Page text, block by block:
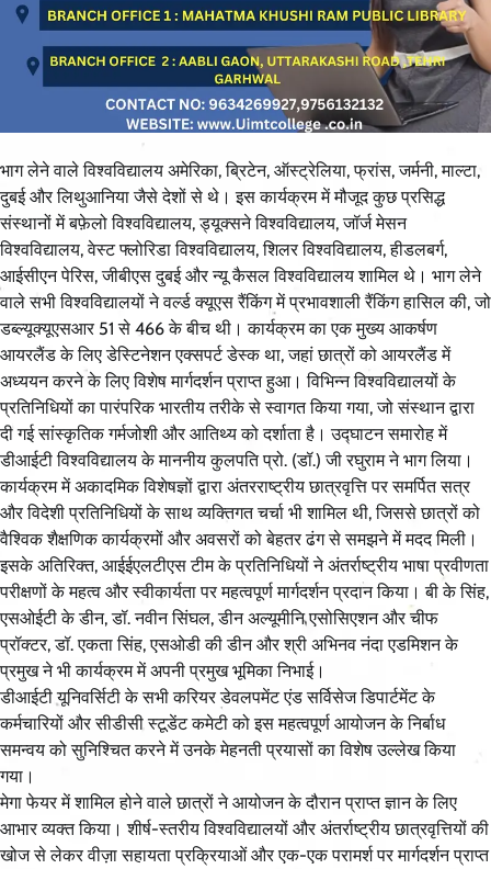
भाग लेने वाले विश्वविद्यालय अमेरिका, ब्रिटेन, ऑस्ट्रेलिया, फ्रांस, जर्मनी, माल्टा,
दुबई और लिथुआनिया जैसे देशों से थे। इस कार्यक्रम में मौजूद कुछ प्रसिद्ध
संस्थानों में बफ़ेलो विश्वविद्यालय, ड्यूक्सने विश्वविद्यालय, जॉर्ज मेसन
विश्वविद्यालय, वेस्ट फ्लोरिडा विश्वविद्यालय, शिलर विश्वविद्यालय, हीडलबर्ग,
आईसीएन पेरिस, जीबीएस दुबई और न्यू कैसल विश्वविद्यालय शामिल थे। भाग लेने
वाले सभी विश्वविद्यालयों ने वर्ल्ड क्यूएस रैंकिंग में प्रभावशाली रैंकिंग हासिल की, जो
डब्ल्यूक्यूएसआर 51 से 466 के बीच थी। कार्यक्रम का एक मुख्य आकर्षण
आयरलैंड के लिए डेस्टिनेशन एक्सपर्ट डेस्क था, जहां छात्रों को आयरलैंड में
अध्ययन करने के लिए विशेष मार्गदर्शन प्राप्त हुआ। विभिन्न विश्वविद्यालयों के
प्रतिनिधियों का पारंपरिक भारतीय तरीके से स्वागत किया गया, जो संस्थान द्वारा
दी गई सांस्कृतिक गर्मजोशी और आतिथ्य को दर्शाता है। उद्घाटन समारोह में
डीआईटी विश्वविद्यालय के माननीय कुलपति प्रो. (डॉ.) जी रघुराम ने भाग लिया।
कार्यक्रम में अकादमिक विशेषज्ञों द्वारा अंतरराष्ट्रीय छात्रवृत्ति पर समर्पित सत्र
और विदेशी प्रतिनिधियों के साथ व्यक्तिगत चर्चा भी शामिल थी, जिससे छात्रों को
वैश्विक शैक्षणिक कार्यक्रमों और अवसरों को बेहतर ढंग से समझने में मदद मिली।
इसके अतिरिक्त, आईईएलटीएस टीम के प्रतिनिधियों ने अंतर्राष्ट्रीय भाषा प्रवीणता
परीक्षणों के महत्व और स्वीकार्यता पर महत्वपूर्ण मार्गदर्शन प्रदान किया। बी के सिंह,
एसओईटी के डीन, डॉ. नवीन सिंघल, डीन अल्यूमीनि एसोसिएशन और चीफ
प्रॉक्टर, डॉ. एकता सिंह, एसओडी की डीन और श्री अभिनव नंदा एडमिशन के
प्रमुख ने भी कार्यक्रम में अपनी प्रमुख भूमिका निभाई।
डीआईटी यूनिवर्सिटी के सभी करियर डेवलपमेंट एंड सर्विसेज डिपार्टमेंट के
कर्मचारियों और सीडीसी स्टूडेंट कमेटी को इस महत्वपूर्ण आयोजन के निर्बाध
समन्वय को सुनिश्चित करने में उनके मेहनती प्रयासों का विशेष उल्लेख किया
गया।
मेगा फेयर में शामिल होने वाले छात्रों ने आयोजन के दौरान प्राप्त ज्ञान के लिए
आभार व्यक्त किया। शीर्ष-स्तरीय विश्वविद्यालयों और अंतर्राष्ट्रीय छात्रवृत्तियों की
खोज से लेकर वीज़ा सहायता प्रक्रियाओं और एक-एक परामर्श पर मार्गदर्शन प्राप्त